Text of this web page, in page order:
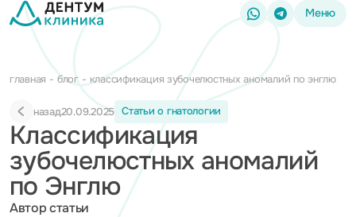
Меню
главная блог классификация зубочелюстных аномалий по энглю
назад Статьи о гнатологии
20.09.2025
Классификация
зубочелюстных аномалий
по Энглю
Автор статьи